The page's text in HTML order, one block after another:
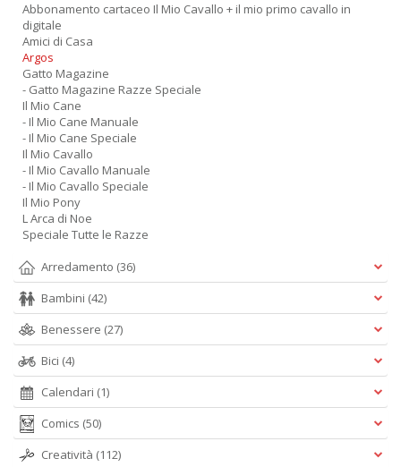
Abbonamento cartaceo Il Mio Cavallo + il mio primo cavallo in
digitale
Amici di Casa
Argos
Gatto Magazine
- Gatto Magazine Razze Speciale
Il Mio Cane
- Il Mio Cane Manuale
- Il Mio Cane Speciale
Il Mio Cavallo
- Il Mio Cavallo Manuale
- Il Mio Cavallo Speciale
Il Mio Pony
L Arca di Noe
Speciale Tutte le Razze
Arredamento (36)
Bambini (42)
Benessere (27)
Bici (4)
Calendari (1)
Comics (50)
Creatività (112)